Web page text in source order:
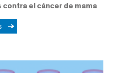
el cáncer de mama